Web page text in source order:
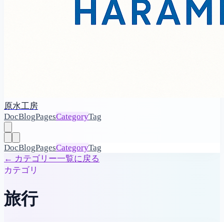
原水工房
DocBlogPagesCategoryTag
DocBlogPagesCategoryTag
← カテゴリー一覧に戻る
カテゴリ
旅行